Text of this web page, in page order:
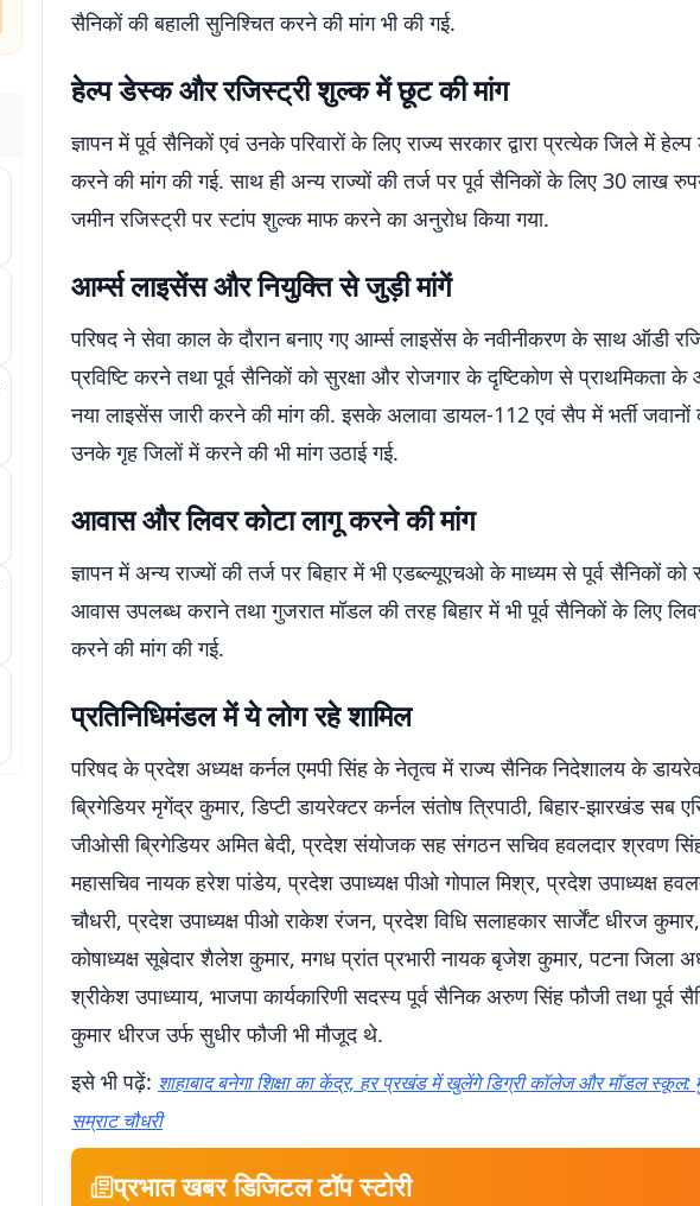
सैनिकों की बहाली सुनिश्चित करने की मांग भी की गई.
हेल्प डेस्क और रजिस्ट्री शुल्क में छूट की मांग
ज्ञापन में पूर्व सैनिकों एवं उनके परिवारों के लिए राज्य सरकार द्वारा प्रत्येक जिले में
करने की मांग की गई. साथ ही अन्य राज्यों की तर्ज पर पूर्व सैनिकों के लिए 30 लाख
जमीन रजिस्ट्री पर स्टांप शुल्क माफ करने का अनुरोध किया गया.
आर्म्स लाइसेंस और नियुक्ति से जुड़ी मांगें
परिषद ने सेवा काल के दौरान बनाए गए आर्म्स लाइसेंस के नवीनीकरण के साथ ऑडी
प्रविष्टि करने तथा पूर्व सैनिकों को सुरक्षा और रोजगार के दृष्टिकोण से प्राथमिकता
नया लाइसेंस जारी करने की मांग की. इसके अलावा डायल-112 एवं सैप में भर्ती जवानों
उनके गृह जिलों में करने की भी मांग उठाई गई.
आवास और लिवर कोटा लागू करने की मांग
ज्ञापन में अन्य राज्यों की तर्ज पर बिहार में भी एडब्ल्यूएचओ के माध्यम से पूर्व सैनिकों
आवास उपलब्ध कराने तथा गुजरात मॉडल की तरह बिहार में भी पूर्व सैनिकों के लिए
करने की मांग की गई.
प्रतिनिधिमंडल में ये लोग रहे शामिल
परिषद के प्रदेश अध्यक्ष कर्नल एमपी सिंह के नेतृत्व में राज्य सैनिक निदेशालय के
ब्रिगेडियर मृगेंद्र कुमार, डिप्टी डायरेक्टर कर्नल संतोष त्रिपाठी, बिहार-झारखंड सब
जीओसी ब्रिगेडियर अमित बेदी, प्रदेश संयोजक सह संगठन सचिव हवलदार श्रवण
महासचिव नायक हरेश पांडेय, प्रदेश उपाध्यक्ष पीओ गोपाल मिश्र, प्रदेश उपाध्यक्ष
चौधरी, प्रदेश उपाध्यक्ष पीओ राकेश रंजन, प्रदेश विधि सलाहकार सार्जेंट धीरज
कोषाध्यक्ष सूबेदार शैलेश कुमार, मगध प्रांत प्रभारी नायक बृजेश कुमार, पटना जिला
श्रीकेश उपाध्याय, भाजपा कार्यकारिणी सदस्य पूर्व सैनिक अरुण सिंह फौजी तथा पूर्व
कुमार धीरज उर्फ सुधीर फौजी भी मौजूद थे.
इसे भी पढ़ें: शाहाबाद बनेगा शिक्षा का केंद्र, हर प्रखंड में खुलेंगे डिग्री कॉलेज और मॉडल स्कूल:
सम्राट चौधरी
प्रभात खबर डिजिटल टॉप स्टोरी